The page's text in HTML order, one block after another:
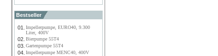
Bestseller
01.
Impellerpumpe, EURO40, 9.300
Liter, 400V
02. Bierpumpe 55T4
03. Gartenpumpe 55T4
04. Impellerpumpe MENC40, 400V